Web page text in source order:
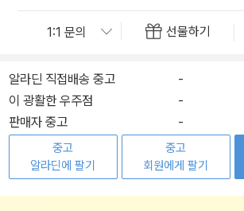
선물하기
알라딘 직접배송 중고
-
이 광활한 우주점
-
판매자 중고
-
중고
알라딘에 팔기
중고
회원에게 팔기